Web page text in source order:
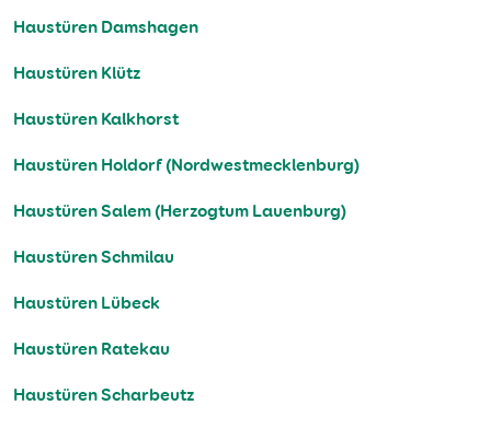
Haustüren Damshagen
Haustüren Klütz
Haustüren Kalkhorst
Haustüren Holdorf (Nordwestmecklenburg)
Haustüren Salem (Herzogtum Lauenburg)
Haustüren Schmilau
Haustüren Lübeck
Haustüren Ratekau
Haustüren Scharbeutz